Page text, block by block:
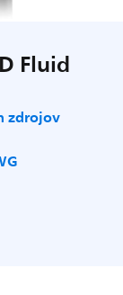
Fluid
zdrojov